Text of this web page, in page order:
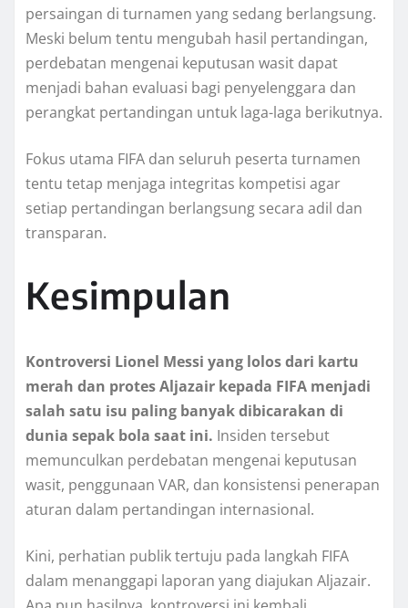
persaingan di turnamen yang sedang berlangsung.
Meski belum tentu mengubah hasil pertandingan,
perdebatan mengenai keputusan wasit dapat
menjadi bahan evaluasi bagi penyelenggara dan
perangkat pertandingan untuk laga-laga berikutnya.
Fokus utama FIFA dan seluruh peserta turnamen
tentu tetap menjaga integritas kompetisi agar
setiap pertandingan berlangsung secara adil dan
transparan.
Kesimpulan
Kontroversi Lionel Messi yang lolos dari kartu
merah dan protes Aljazair kepada FIFA menjadi
salah satu isu paling banyak dibicarakan di
dunia sepak bola saat ini. Insiden tersebut
memunculkan perdebatan mengenai keputusan
wasit, penggunaan VAR, dan konsistensi penerapan
aturan dalam pertandingan internasional.
Kini, perhatian publik tertuju pada langkah FIFA
dalam menanggapi laporan yang diajukan Aljazair.